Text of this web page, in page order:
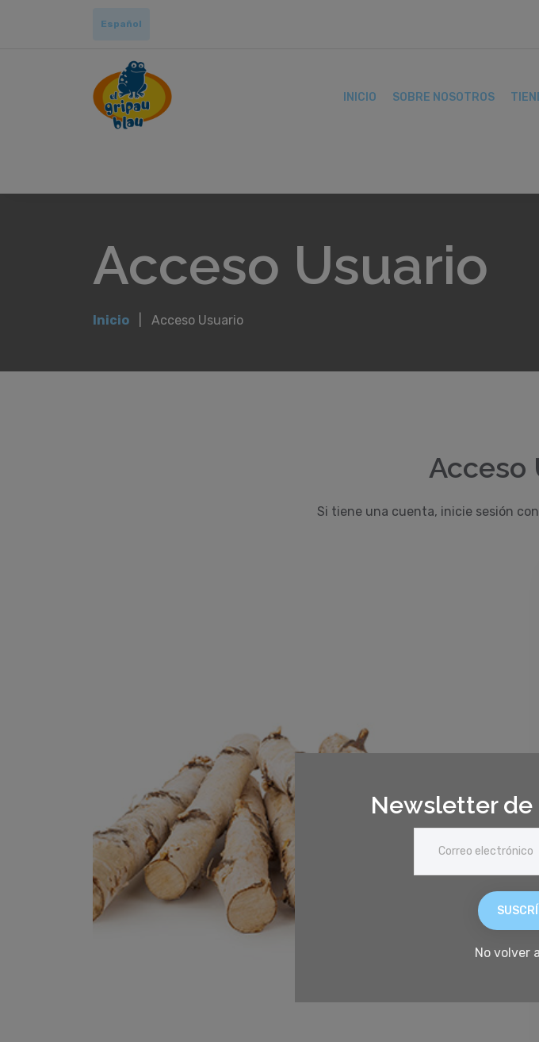
Newsletter de
No volver
Español
INICIO SOBRE NOSOTROS
Acceso Usuario
Inicio Acceso Usuario
Acceso
Si tiene una cuenta, inicie sesión